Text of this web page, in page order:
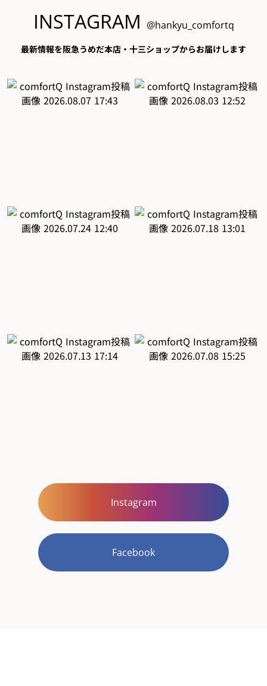
INSTAGRAM @hankyu_comfortq
最新情報を阪急うめだ本店・十三ショップからお届けします
Instagram
Facebook